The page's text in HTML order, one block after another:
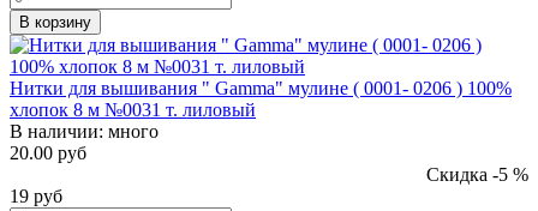
В корзину
Нитки для вышивания " Gamma" мулине ( 0001- 0206 ) 100%
хлопок 8 м №0031 т. лиловый
В наличии: много
20.00 руб
Скидка -5 %
19 руб